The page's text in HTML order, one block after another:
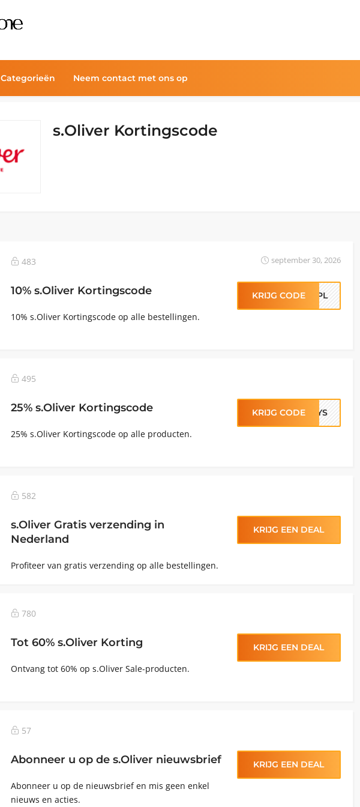
Categorieën Neem contact met ons op
s.Oliver Kortingscode
483
10% s.Oliver Kortingscode
10% s.Oliver Kortingscode op alle bestellingen.
september 30, 2026
KRIJG CODEJFPL
495
25% s.Oliver Kortingscode
25% s.Oliver Kortingscode op alle producten.
KRIJG CODEDAYS
582
s.Oliver Gratis verzending in
Nederland
Profiteer van gratis verzending op alle bestellingen.
KRIJG EEN DEAL
780
Tot 60% s.Oliver Korting
Ontvang tot 60% op s.Oliver Sale-producten.
KRIJG EEN DEAL
57
Abonneer u op de s.Oliver nieuwsbrief
Abonneer u op de nieuwsbrief en mis geen enkel
nieuws en acties.
KRIJG EEN DEAL